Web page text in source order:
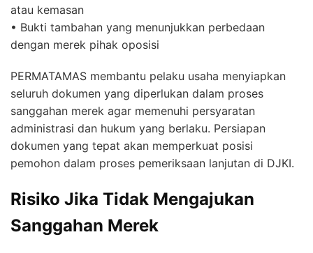
atau kemasan
• Bukti tambahan yang menunjukkan perbedaan
dengan merek pihak oposisi
PERMATAMAS membantu pelaku usaha menyiapkan
seluruh dokumen yang diperlukan dalam proses
sanggahan merek agar memenuhi persyaratan
administrasi dan hukum yang berlaku. Persiapan
dokumen yang tepat akan memperkuat posisi
pemohon dalam proses pemeriksaan lanjutan di DJKI.
Risiko Jika Tidak Mengajukan
Sanggahan Merek